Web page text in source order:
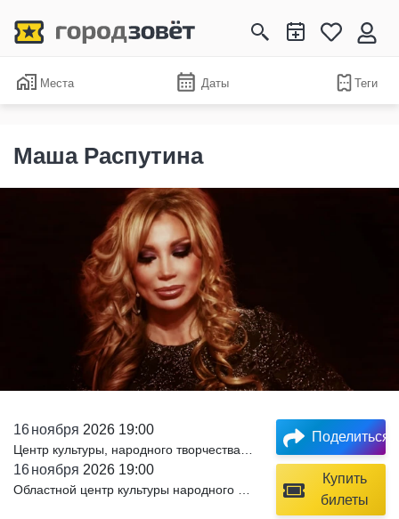
Места Даты Теги
Маша Распутина
16ноября 2026 19:00
Центр культуры, народного творчества и кино
16ноября 2026 19:00
Областной центр культуры народного творчества и кино (ОЦКНТ)
Поделиться
Купить
билеты